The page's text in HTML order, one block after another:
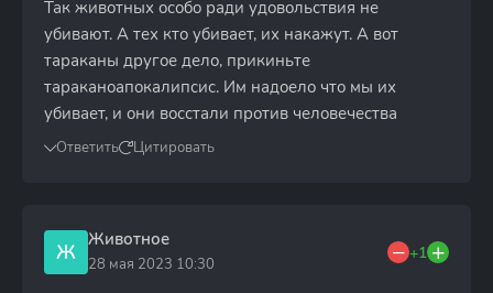
Так животных особо ради удовольствия не
убивают. А тех кто убивает, их накажут. А вот
тараканы другое дело, прикиньте
тараканоапокалипсис. Им надоело что мы их
убивает, и они восстали против человечества
Ответить Цитировать
Ж Животное
28 мая 2023 10:30
+1